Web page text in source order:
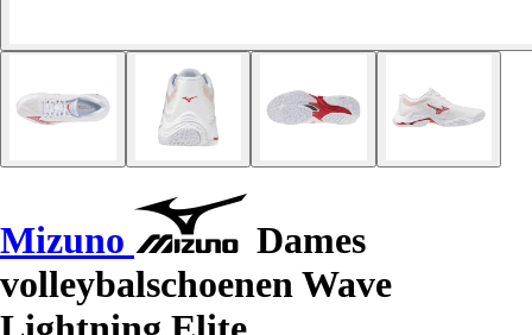
Mizuno
Dames
volleybalschoenen Wave